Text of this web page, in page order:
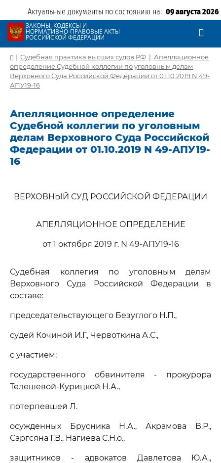
Актуальные документы по состоянию на: 09 августа 2026
ЗАКОНЫ, КОДЕКСЫ И
НОРМАТИВНО-ПРАВОВЫЕ АКТЫ
РОССИЙСКОЙ ФЕДЕРАЦИИ
| Судебная практика высших судов РФ | Апелляционное
определение Судебной коллегии по уголовным делам
Верховного Суда Российской Федерации от 01.10.2019 N 49-
АПУ19-16
Апелляционное определение
Судебной коллегии по уголовным
делам Верховного Суда Российской
Федерации от 01.10.2019 N 49-АПУ19-
16
ВЕРХОВНЫЙ СУД РОССИЙСКОЙ ФЕДЕРАЦИИ
АПЕЛЛЯЦИОННОЕ ОПРЕДЕЛЕНИЕ
от 1 октября 2019 г. N 49-АПУ19-16
Судебная коллегия по уголовным делам
Верховного Суда Российской Федерации в
составе:
председательствующего Безуглого Н.П.,
судей Кочиной И.Г., Червоткина А.С.,
с участием:
государственного обвинителя - прокурора
Телешевой-Курицкой Н.А.,
потерпевшей Л.
осужденных Брусника Н.А., Акрамова В.Р.,
Саргсяна Г.В., Нагиева С.Н.о.,
защитников - адвокатов Давлетова Ю.А.,